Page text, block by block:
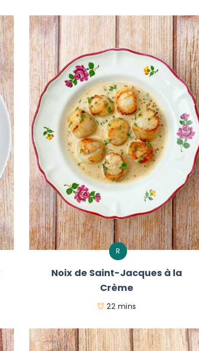
R
Noix de Saint-Jacques à la
Crème
22 mins